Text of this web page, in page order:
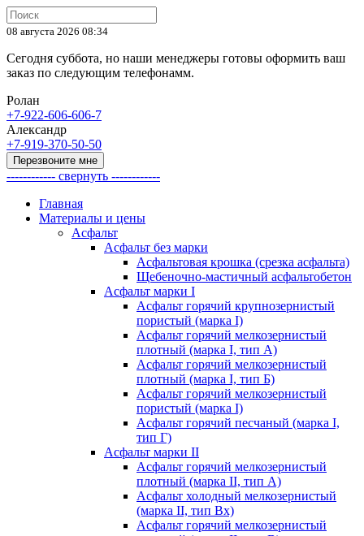
08 августа 2026 08:34
Сегодня суббота, но наши менеджеры готовы оформить ваш
заказ по следующим телефонамм.
Ролан
+7-922-606-606-7
Александр
+7-919-370-50-50
Перезвоните мне
------------ свернуть ------------
Главная
Материалы и цены
Асфальт
Асфальт без марки
Асфальтовая крошка (срезка асфальта)
Щебеночно-мастичный асфальтобетон
Асфальт марки I
Асфальт горячий крупнозернистый
пористый (марка I)
Асфальт горячий мелкозернистый
плотный (марка I, тип А)
Асфальт горячий мелкозернистый
плотный (марка I, тип Б)
Асфальт горячий мелкозернистый
пористый (марка I)
Асфальт горячий песчаный (марка I,
тип Г)
Асфальт марки II
Асфальт горячий мелкозернистый
плотный (марка II, тип А)
Асфальт холодный мелкозернистый
(марка II, тип Вх)
Асфальт горячий мелкозернистый